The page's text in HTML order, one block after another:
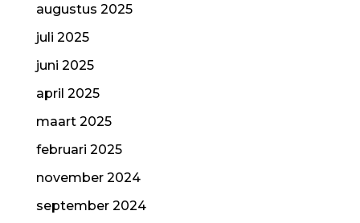
augustus 2025
juli 2025
juni 2025
april 2025
maart 2025
februari 2025
november 2024
september 2024